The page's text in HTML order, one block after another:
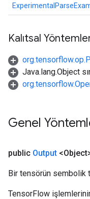
Kalıtsal
Java.lang.Object
Genel
public Output
Bir tensörün sembolik
TensorFlow